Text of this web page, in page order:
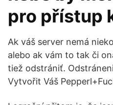
pro přístup
Ak váš server nemá
alebo ak vám to tak či
tiež odstrániť.
Vytvořit Váš